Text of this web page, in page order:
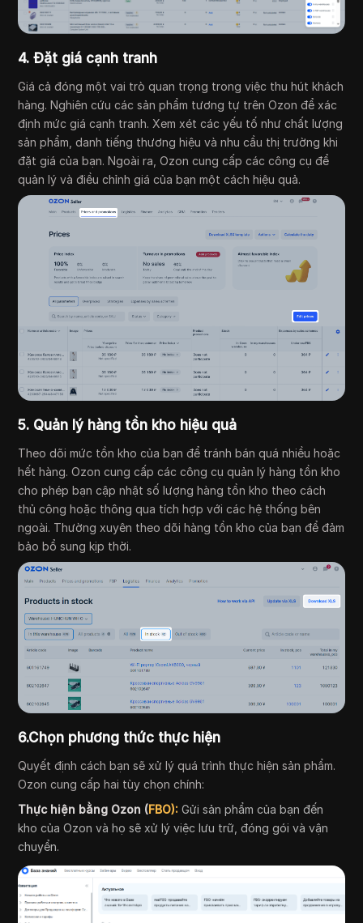
4. Đặt giá cạnh tranh
Giá cả đóng một vai trò quan trọng trong việc thu hút khách
hàng. Nghiên cứu các sản phẩm tương tự trên Ozon để xác
định mức giá cạnh tranh. Xem xét các yếu tố như chất lượng
sản phẩm, danh tiếng thương hiệu và nhu cầu thị trường khi
đặt giá của bạn. Ngoài ra, Ozon cung cấp các công cụ để
quản lý và điều chỉnh giá của bạn một cách hiệu quả.
5. Quản lý hàng tồn kho hiệu quả
Theo dõi mức tồn kho của bạn để tránh bán quá nhiều hoặc
hết hàng. Ozon cung cấp các công cụ quản lý hàng tồn kho
cho phép bạn cập nhật số lượng hàng tồn kho theo cách
thủ công hoặc thông qua tích hợp với các hệ thống bên
ngoài. Thường xuyên theo dõi hàng tồn kho của bạn để đảm
bảo bổ sung kịp thời.
6.Chọn phương thức thực hiện
Quyết định cách bạn sẽ xử lý quá trình thực hiện sản phẩm.
Ozon cung cấp hai tùy chọn chính:
Thực hiện bằng Ozon (FBO): Gửi sản phẩm của bạn đến
kho của Ozon và họ sẽ xử lý việc lưu trữ, đóng gói và vận
chuyển.